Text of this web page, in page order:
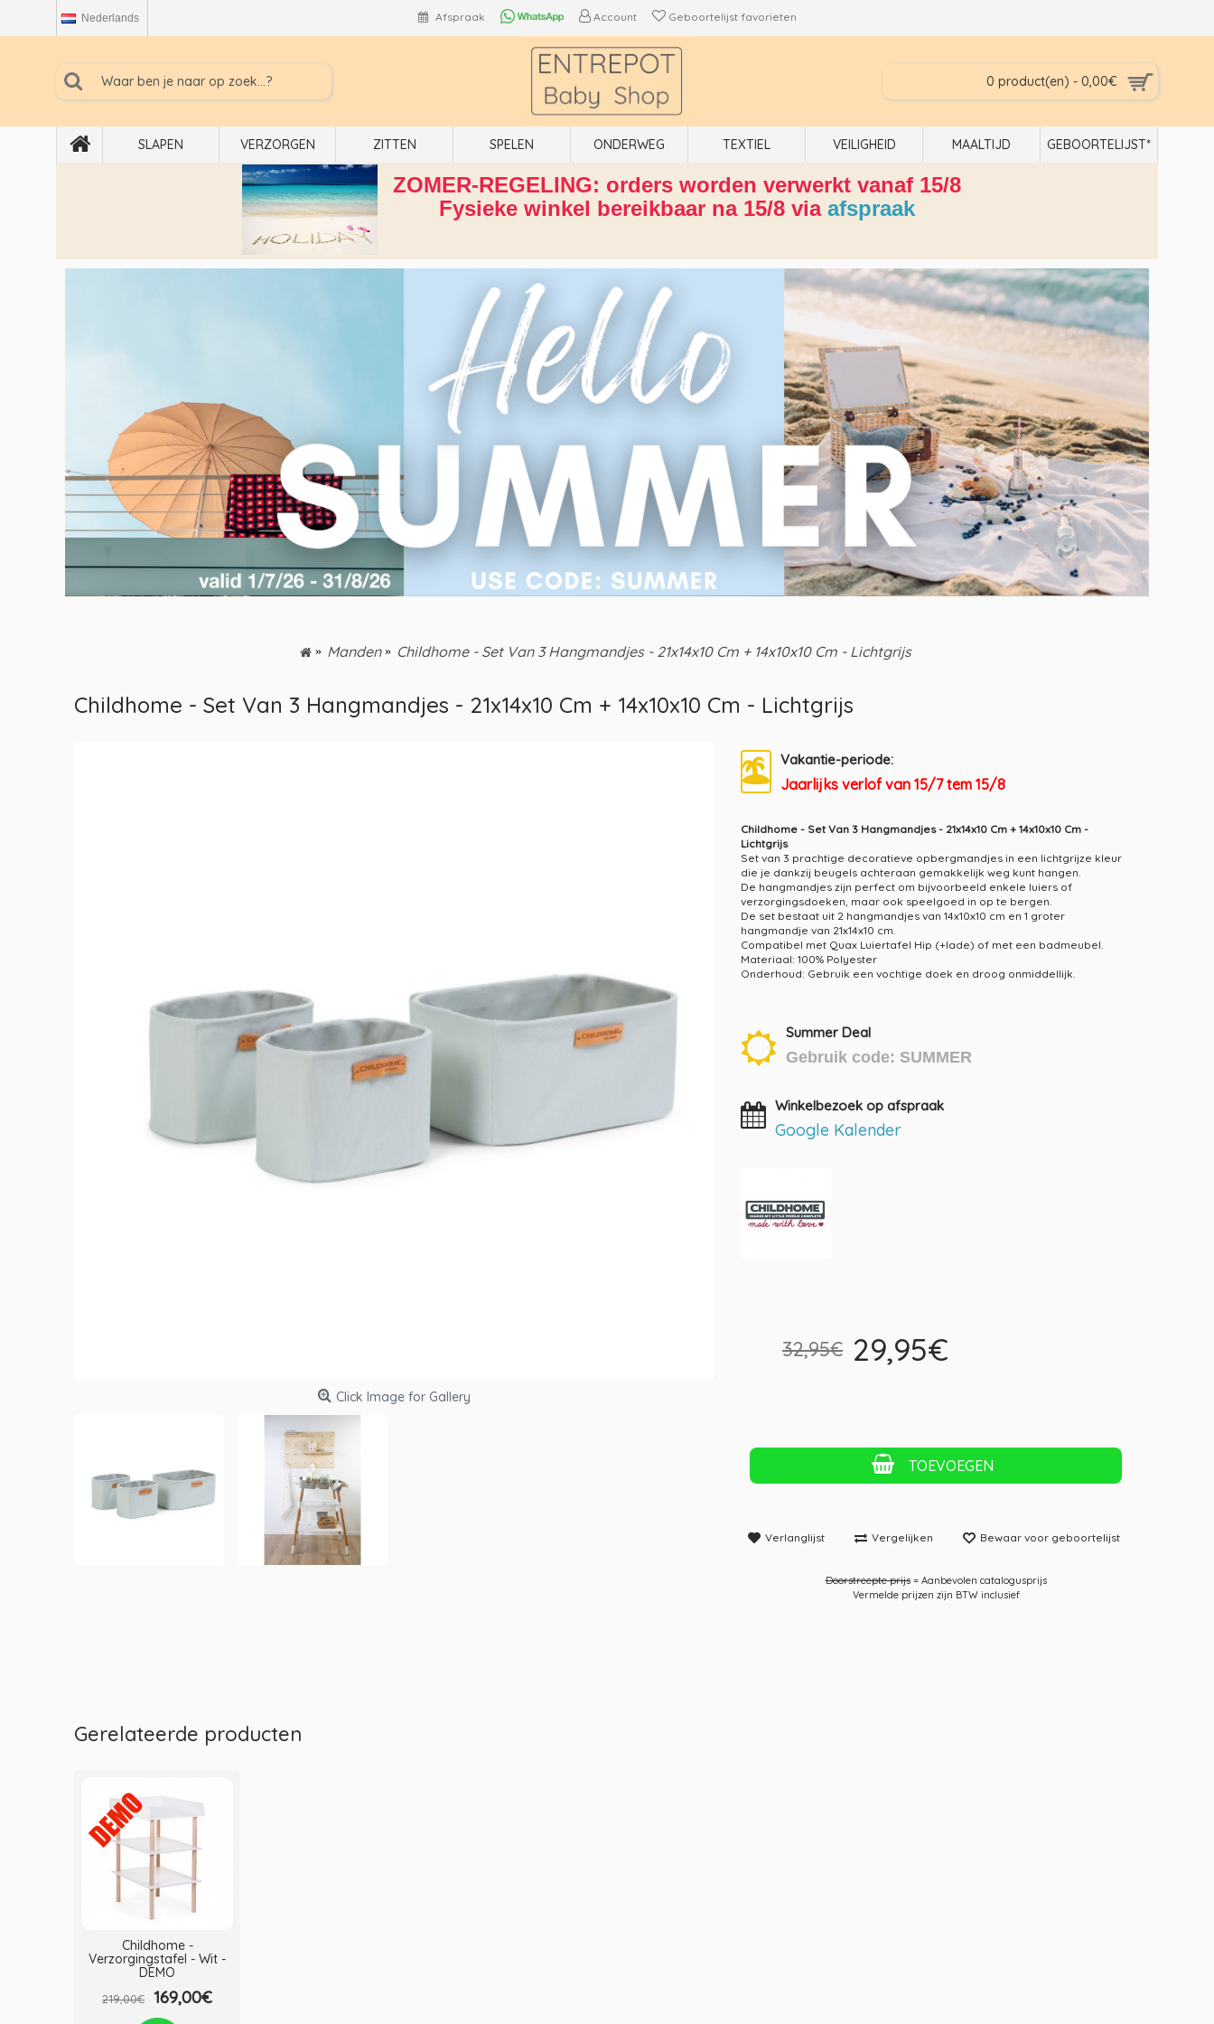
Afspraak Account Geboortelijst favorieten
Nederlands
0 product(en) - 0,00€
SLAPEN VERZORGEN ZITTEN SPELEN ONDERWEG TEXTIEL VEILIGHEID MAALTIJD GEBOORTELIJST*
ZOMER-REGELING: orders worden verwerkt vanaf 15/8
Fysieke winkel bereikbaar na 15/8 via afspraak
Manden Childhome - Set Van 3 Hangmandjes - 21x14x10 Cm + 14x10x10 Cm - Lichtgrijs
Childhome - Set Van 3 Hangmandjes - 21x14x10 Cm + 14x10x10 Cm - Lichtgrijs
Click Image for Gallery
Vakantie-periode:
Jaarlijks verlof van 15/7 tem 15/8
Childhome - Set Van 3 Hangmandjes - 21x14x10 Cm + 14x10x10 Cm -
Lichtgrijs
Set van 3 prachtige decoratieve opbergmandjes in een lichtgrijze kleur
die je dankzij beugels achteraan gemakkelijk weg kunt hangen.
De hangmandjes zijn perfect om bijvoorbeeld enkele luiers of
verzorgingsdoeken, maar ook speelgoed in op te bergen.
De set bestaat uit 2 hangmandjes van 14x10x10 cm en 1 groter
hangmandje van 21x14x10 cm.
Compatibel met Quax Luiertafel Hip (+lade) of met een badmeubel.
Materiaal: 100% Polyester
Onderhoud: Gebruik een vochtige doek en droog onmiddellijk.
Summer Deal
Gebruik code: SUMMER
Winkelbezoek op afspraak
Google Kalender
32,95€ 29,95€
TOEVOEGEN
Verlanglijst Vergelijken Bewaar voor geboortelijst
Doorstreepte prijs= Aanbevolen catalogusprijs
Vermelde prijzen zijn BTW inclusief
Gerelateerde producten
Childhome -
Verzorgingstafel - Wit -
DEMO
219,00€ 169,00€